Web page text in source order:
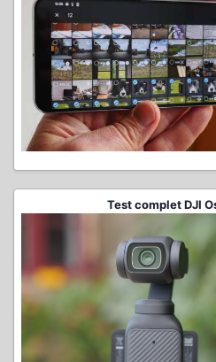
Test complet DJI